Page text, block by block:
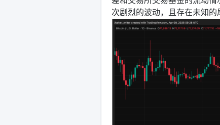
次剧烈的波动，且存在未知的